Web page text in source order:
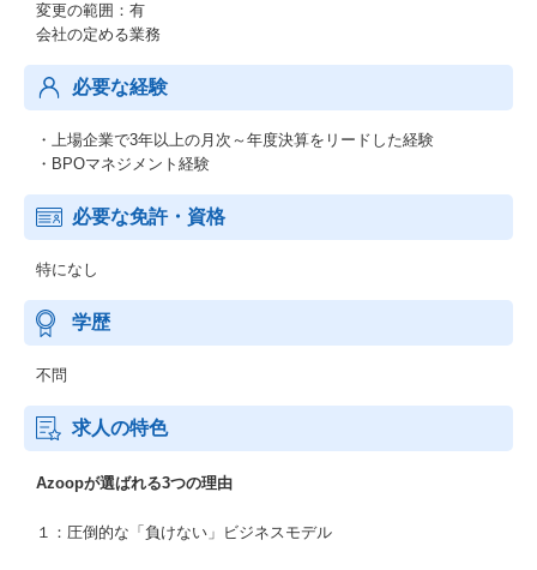
変更の範囲：有
会社の定める業務
必要な経験
・上場企業で3年以上の月次～年度決算をリードした経験
・BPOマネジメント経験
必要な免許・資格
特になし
学歴
不問
求人の特色
Azoopが選ばれる3つの理由
１：圧倒的な「負けない」ビジネスモデル